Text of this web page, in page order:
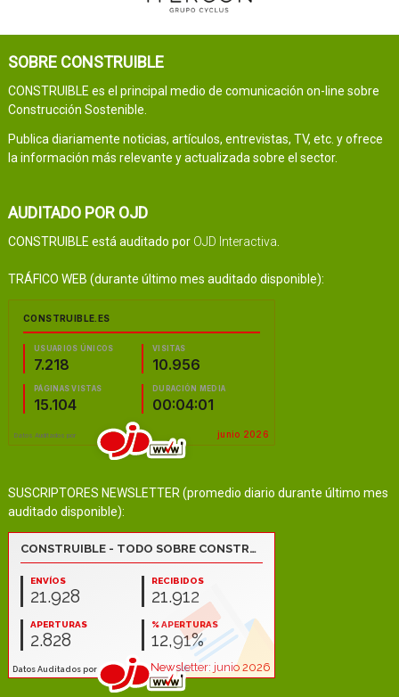
SOBRE CONSTRUIBLE
CONSTRUIBLE es el principal medio de comunicación on-line sobre
Construcción Sostenible.
Publica diariamente noticias, artículos, entrevistas, TV, etc. y ofrece
la información más relevante y actualizada sobre el sector.
AUDITADO POR OJD
CONSTRUIBLE está auditado por OJD Interactiva
TRÁFICO WEB (durante último mes auditado disponible):
SUSCRIPTORES NEWSLETTER (promedio diario durante último mes
auditado disponible):